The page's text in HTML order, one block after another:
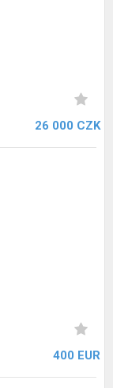
26 000 CZK
400 EUR